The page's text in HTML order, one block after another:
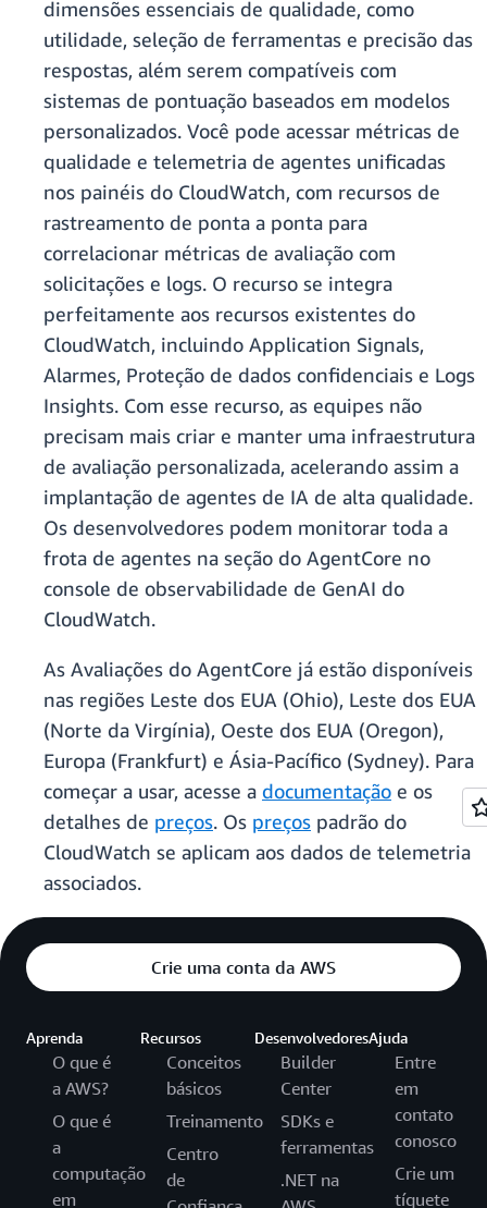
dimensões essenciais de qualidade, como
utilidade, seleção de ferramentas e precisão das
respostas, além serem compatíveis com
sistemas de pontuação baseados em modelos
personalizados. Você pode acessar métricas de
qualidade e telemetria de agentes unificadas
nos painéis do CloudWatch, com recursos de
rastreamento de ponta a ponta para
correlacionar métricas de avaliação com
solicitações e logs. O recurso se integra
perfeitamente aos recursos existentes do
CloudWatch, incluindo Application Signals,
Alarmes, Proteção de dados confidenciais e Logs
Insights. Com esse recurso, as equipes não
precisam mais criar e manter uma infraestrutura
de avaliação personalizada, acelerando assim a
implantação de agentes de IA de alta qualidade.
Os desenvolvedores podem monitorar toda a
frota de agentes na seção do AgentCore no
console de observabilidade de GenAI do
CloudWatch.
As Avaliações do AgentCore já estão disponíveis
nas regiões Leste dos EUA (Ohio), Leste dos EUA
(Norte da Virgínia), Oeste dos EUA (Oregon),
Europa (Frankfurt) e Ásia-Pacífico (Sydney). Para
começar a usar, acesse a documentação e os
detalhes de preços. Os preços padrão do
CloudWatch se aplicam aos dados de telemetria
associados.
Crie uma conta da AWS
Aprenda
O que é
a AWS?
O que é
a
computação
em
Recursos
Conceitos
básicos
Treinamento
Centro
de
Desenvolvedores
Builder
Center
SDKs e
ferramentas
.NET na
Ajuda
Entre
em
contato
conosco
Crie um
tíquete